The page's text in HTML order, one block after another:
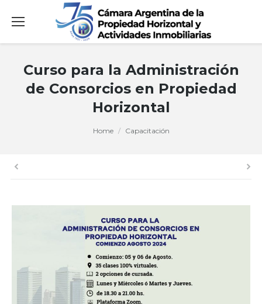
Curso para la Administración
de Consorcios en Propiedad
Horizontal
Home Capacitación